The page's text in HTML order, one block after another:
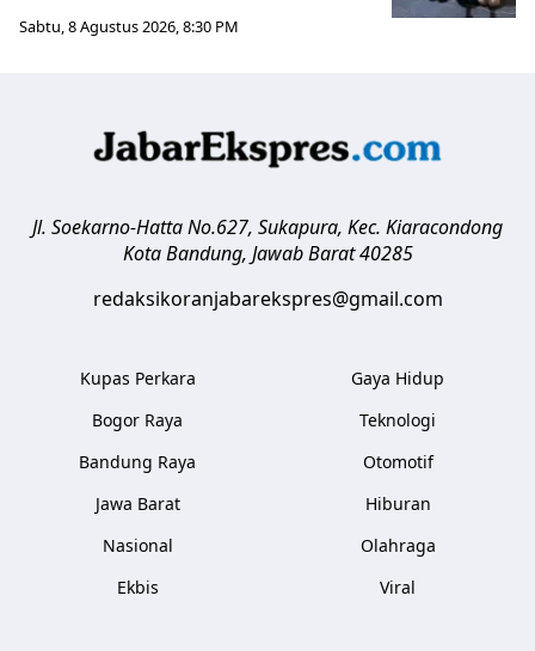
Sabtu, 8 Agustus 2026, 8:30 PM
Jl. Soekarno-Hatta No.627, Sukapura, Kec. Kiaracondong
Kota Bandung, Jawab Barat 40285
redaksikoranjabarekspres@gmail.com
Kupas Perkara
Bogor Raya
Bandung Raya
Jawa Barat
Nasional
Ekbis
Gaya Hidup
Teknologi
Otomotif
Hiburan
Olahraga
Viral